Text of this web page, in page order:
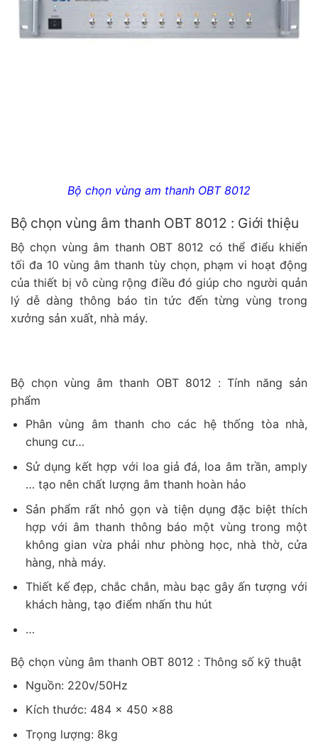
Bộ chọn vùng am thanh OBT 8012
Bộ chọn vùng âm thanh OBT 8012 : Giới thiệu
Bộ chọn vùng âm thanh OBT 8012 có thể điểu khiển
tối đa 10 vùng âm thanh tùy chọn, phạm vi hoạt động
của thiết bị vô cùng rộng điều đó giúp cho người quản
lý dễ dàng thông báo tin tức đến từng vùng trong
xưởng sản xuất, nhà máy.
Bộ chọn vùng âm thanh OBT 8012 : Tính năng sản
phẩm
Phân vùng âm thanh cho các hệ thống tòa nhà,
chung cư…
Sử dụng kết hợp với loa giả đá, loa âm trần, amply
… tạo nên chất lượng âm thanh hoàn hảo
Sản phẩm rất nhỏ gọn và tiện dụng đặc biệt thích
hợp với âm thanh thông báo một vùng trong một
không gian vừa phải như phòng học, nhà thờ, cửa
hàng, nhà máy.
Thiết kế đẹp, chắc chắn, màu bạc gây ấn tượng với
khách hàng, tạo điểm nhấn thu hút
…
Bộ chọn vùng âm thanh OBT 8012 : Thông số kỹ thuật
Nguồn: 220v/50Hz
Kích thước: 484 x 450 x88
Trọng lượng: 8kg